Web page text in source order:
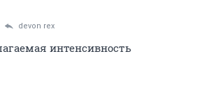
devon rex
интенсивность